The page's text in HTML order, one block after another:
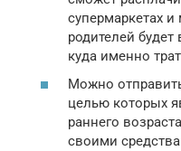
супермаркетах
родителей
куда именно
Можно
целью которых
раннего
своими